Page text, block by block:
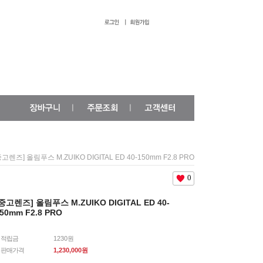
렌즈] 올림푸스 M.ZUIKO DIGITAL ED 40-150mm F2.8 PRO
0
고렌즈] 올림푸스 M.ZUIKO DIGITAL ED 40-
F2.8 PRO
적립금
1230원
판매가격
1,230,000원